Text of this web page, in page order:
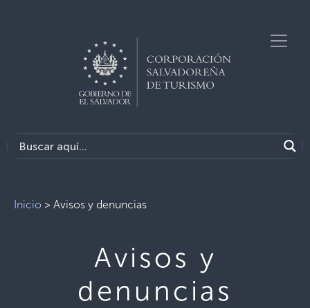
Inicio > Avisos y denuncias
Avisos y
denuncias